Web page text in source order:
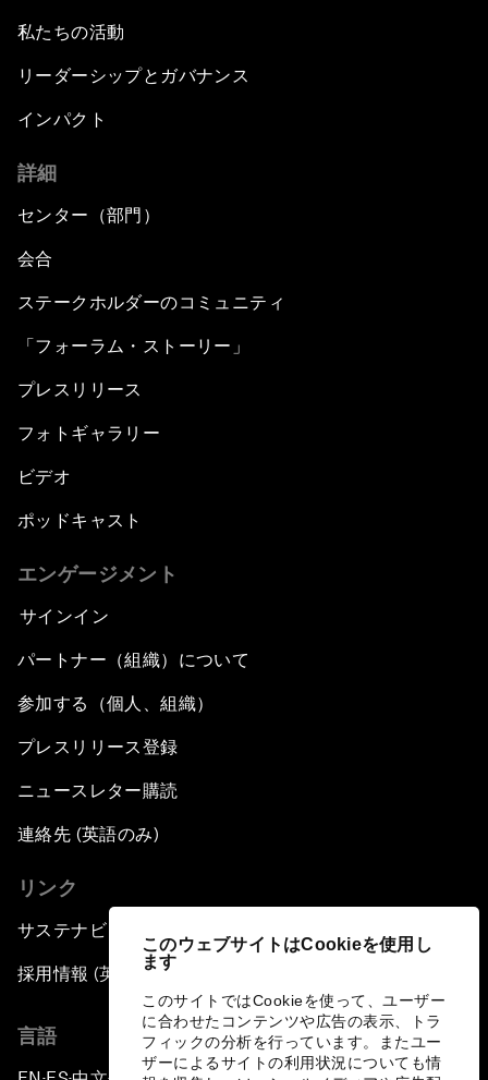
このウェブサイトはCookieを使用し
ます
このサイトではCookieを使って、ユーザー
に合わせたコンテンツや広告の表示、トラ
フィックの分析を行っています。またユー
ザーによるサイトの利用状況についても情
私たちの活動
リーダーシップとガバナンス
インパクト
詳細
センター（部門）
会合
ステークホルダーのコミュニティ
「フォーラム・ストーリー」
プレスリリース
フォトギャラリー
ビデオ
ポッドキャスト
エンゲージメント
サインイン
パートナー（組織）について
参加する（個人、組織）
プレスリリース登録
ニュースレター購読
連絡先 (英語のみ)
リンク
サステナビリティへの取り組み
採用情報 (英語のみ)
言語
▪ ▪ ▪